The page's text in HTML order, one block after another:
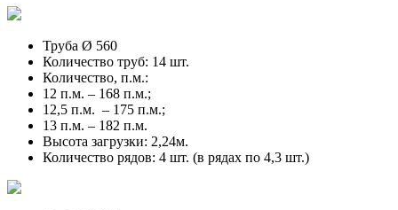
Труба Ø 560
Количество труб: 14 шт.
Количество, п.м.:
12 п.м. – 168 п.м.;
12,5 п.м. – 175 п.м.;
13 п.м. – 182 п.м.
Высота загрузки: 2,24м.
Количество рядов: 4 шт. (в рядах по 4,3 шт.)